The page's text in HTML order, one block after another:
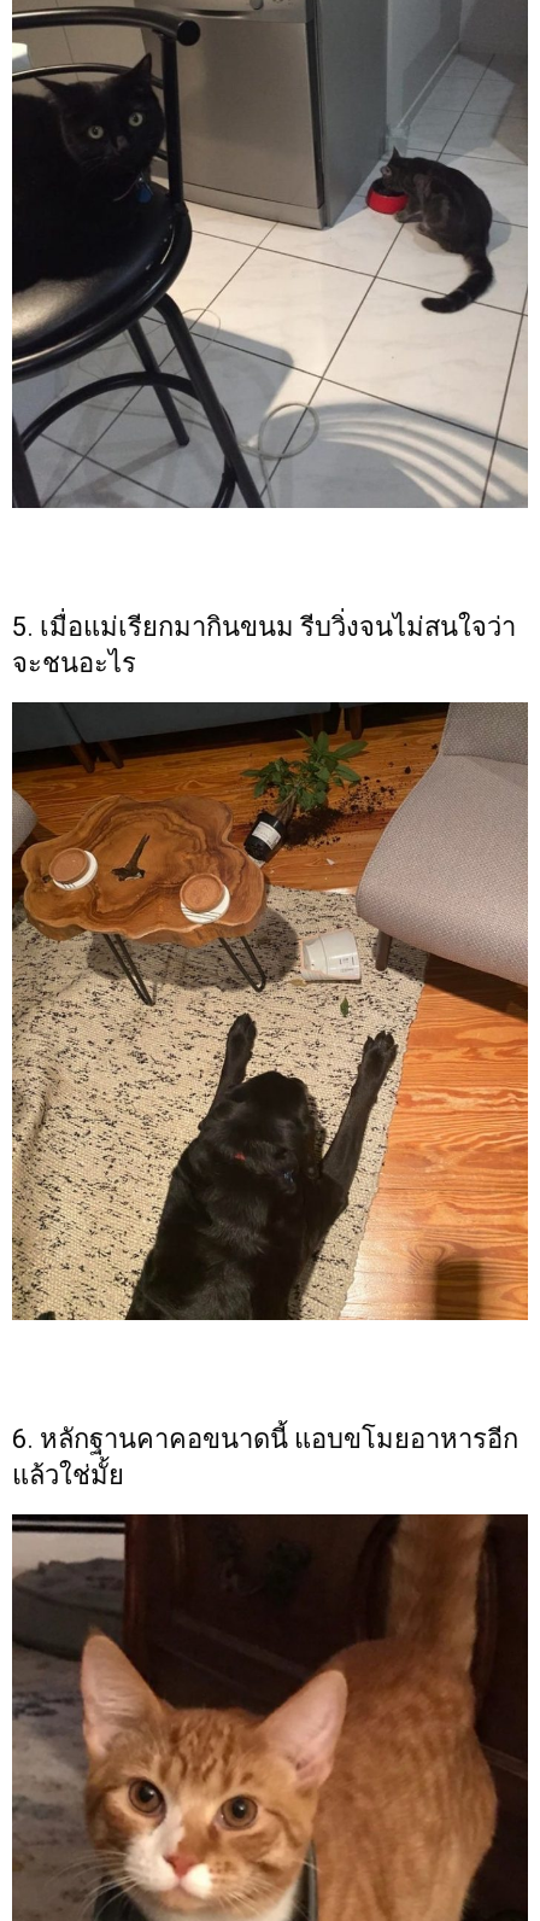
5. เมื่อแม่เรียกมากินขนม รีบวิ่งจนไม่สนใจว่า
จะชนอะไร
6. หลักฐานคาคอขนาดนี้ แอบขโมยอาหารอีก
แล้วใช่มั้ย